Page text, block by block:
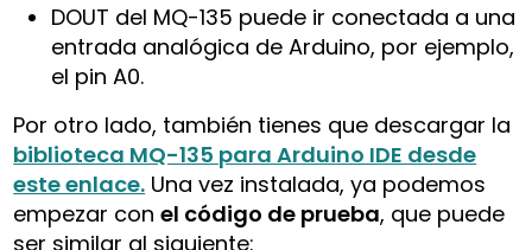
DOUT del MQ-135 puede ir conectada a una
entrada analógica de Arduino, por ejemplo,
el pin A0.
Por otro lado, también tienes que descargar la
biblioteca MQ-135 para Arduino IDE desde
este enlace. Una vez instalada, ya podemos
empezar conel código de prueba, que puede
ser similar al siguiente: